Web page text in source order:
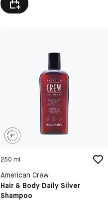
250 ml
American Crew
Hair & Body Daily Silver
Shampoo